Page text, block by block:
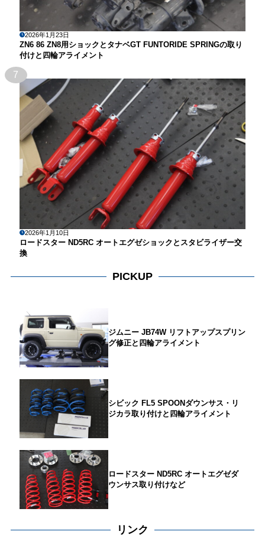
2026年1月23日
ZN6 86 ZN8用ショックとタナベGT FUNTORIDE SPRINGの取り
付けと四輪アライメント
7
2026年1月10日
ロードスター ND5RC オートエグゼショックとスタビライザー交
換
PICKUP
ジムニー JB74W リフトアップスプリン
グ修正と四輪アライメント
シビック FL5 SPOONダウンサス・リ
ジカラ取り付けと四輪アライメント
ロードスター ND5RC オートエグゼダ
ウンサス取り付けなど
リンク